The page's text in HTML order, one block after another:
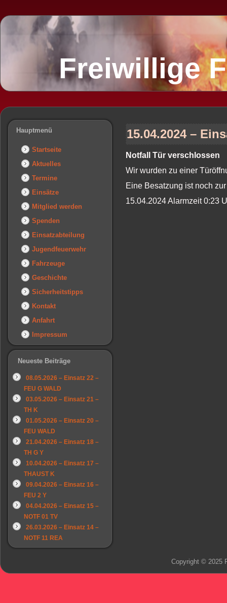
Freiwillige
Hauptmenü
Startseite
Aktuelles
Termine
Einsätze
Mitglied werden
Spenden
Einsatzabteilung
Jugendfeuerwehr
Fahrzeuge
Geschichte
Sicherheitstipps
Kontakt
Anfahrt
Impressum
Neueste Beiträge
08.05.2026 – Einsatz 22 –
FEU G WALD
03.05.2026 – Einsatz 21 –
TH K
01.05.2026 – Einsatz 20 –
FEU WALD
21.04.2026 – Einsatz 18 –
TH G Y
10.04.2026 – Einsatz 17 –
THAUST K
09.04.2026 – Einsatz 16 –
FEU 2 Y
04.04.2026 – Einsatz 15 –
NOTF 01 TV
26.03.2026 – Einsatz 14 –
NOTF 11 REA
15.04.2024 –
Notfall Tür verschlossen
Wir wurden zu einer
Eine Besatzung ist noch
15.04.2024 Alarmzeit 0:23
Copyright © 2025